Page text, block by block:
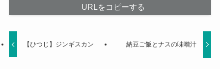
URLをコピーする
【ひつじ】ジンギスカン 納豆ご飯とナスの味噌汁